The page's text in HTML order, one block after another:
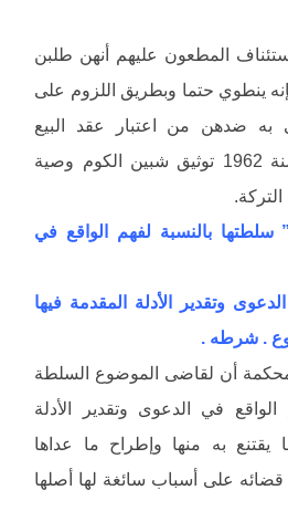
المطعون عليهم أنهن طلبن
ينطوي حتما وبطريق اللزوم على
به ضدهن من اعتبار عقد البيع
المسجل رقم 6896 لسنة 1962 توثيق شبين الكوم وصية
سلطتها بالنسبة لفهم الواقع في
وتقدير الأدلة المقدمة فيها
. شرطه .
أن لقاضى الموضوع السلطة
في الدعوى وتقدير الأدلة
يقتنع به منها وإطراح ما عداها
على أسباب سائغة لها أصلها